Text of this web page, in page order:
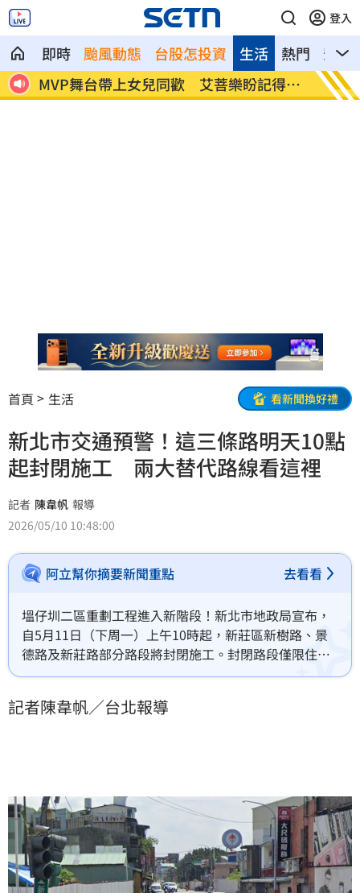
登入
即時 颱風動態 台股怎投資 熱門 影音
生活
盪
MVP舞台帶上女兒同歡 艾菩樂盼記得台
灣
陳傑
首頁 生活 看新聞換好禮
新北市交通預警！這三條路明天10點
起封閉施工 兩大替代路線看這裡
記者 陳韋帆 報導
2026/05/10 10:48:00
阿立幫你摘要新聞重點 去看看
塭仔圳二區重劃工程進入新階段！新北市地政局宣布，
自5月11日（下周一）上午10時起，新莊區新樹路、景
德路及新莊路部分路段將封閉施工。封閉路段僅限住戶
與公務車通行，一般車輛請改由新闢的新富三路改道。
局呼籲，往返新莊、樹林的用路人應提前規劃替代路
記者陳韋帆／台北報導